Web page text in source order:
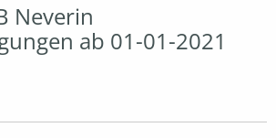
Neverin
ab 01-01-2021